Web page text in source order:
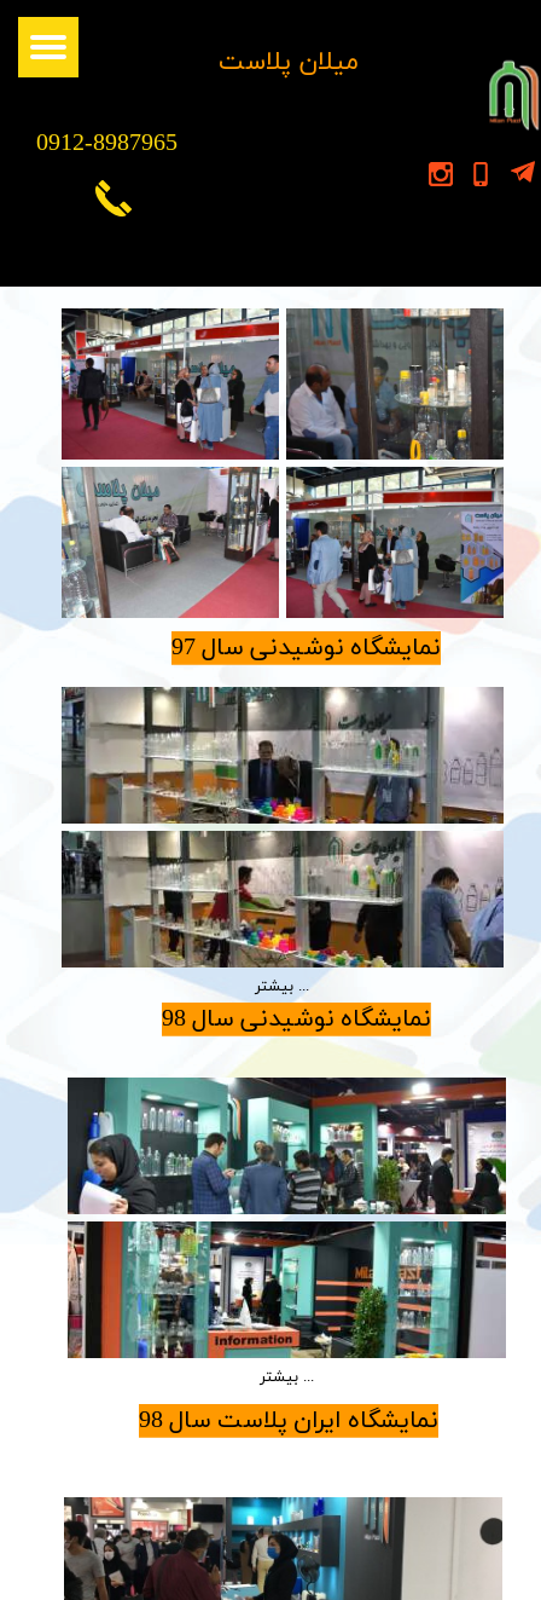
​میلان پلاست
0912-8987965
بیشتر ...
بیشتر ...
نمایشگاه نوشیدنی سال 97
نمایشگاه نوشیدنی سال 98
نمایشگاه ایران پلاست سال 98